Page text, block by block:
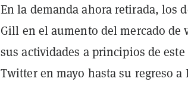
En la demanda ahora retirada, los
Gill en el aumento del mercado de
sus actividades a principios de
Twitter en mayo hasta su regreso